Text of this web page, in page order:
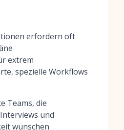
erfordern oft
extrem
spezielle Workflows
Teams, die
und
wünschen